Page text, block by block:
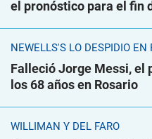
el pronóstico para el fin
NEWELLS'S LO DESPIDIÓ EN
Falleció Jorge Messi, el
los 68 años en Rosario
WILLIMAN Y DEL FARO